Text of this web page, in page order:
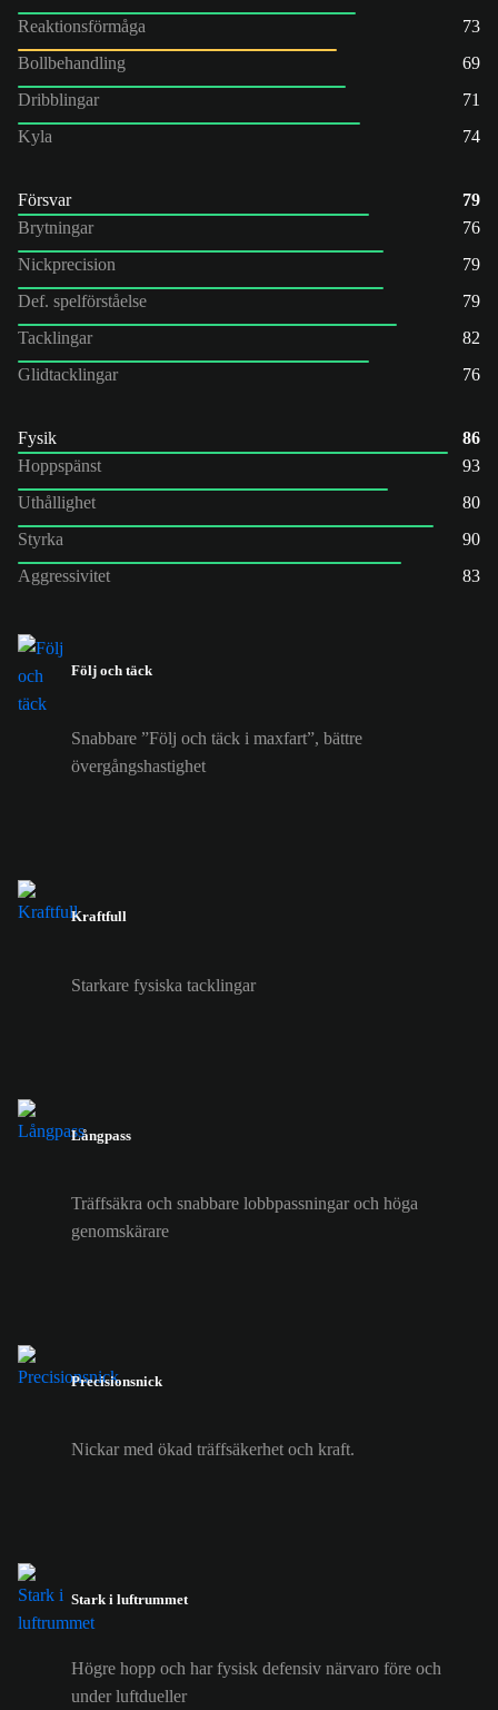
Reaktionsförmåga
73
Bollbehandling
69
Dribblingar
71
Kyla
74
Försvar
79
Brytningar
76
Nickprecision
79
Def. spelförståelse
79
Tacklingar
82
Glidtacklingar
76
Fysik
86
Hoppspänst
93
Uthållighet
80
Styrka
90
Aggressivitet
83
Följ och täck
Snabbare ”Följ och täck i maxfart”, bättre
övergångshastighet
Kraftfull
Starkare fysiska tacklingar
Långpass
Träffsäkra och snabbare lobbpassningar och höga
genomskärare
Precisionsnick
Nickar med ökad träffsäkerhet och kraft.
Stark i luftrummet
Högre hopp och har fysisk defensiv närvaro före och
under luftdueller